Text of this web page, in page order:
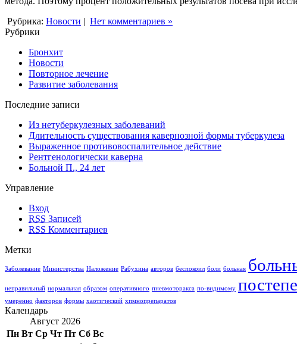
Рубрика: Новости | Нет комментариев »
Рубрики
Бронхит
Новости
Повторное лечение
Развитие заболевания
Последние записи
Из нетуберкулезных заболеваний
Длительность существования кавернозной формы туберкулеза
Выраженное противовоспалительное действие
Рентгенологически каверна
Больной П., 24 лет
Управление
Вход
RSS Записей
RSS Комментариев
Метки
Заболевание Министерства Наложение Рабухина авторов беспокоил боли больная
неправильный нормальная образом оперативного пневмоторакса по-видимому
умеренно факторов формы хаотический хпмнопрепаратов
Календарь
Август 2026
Пн Вт Ср Чт Пт Сб Вс